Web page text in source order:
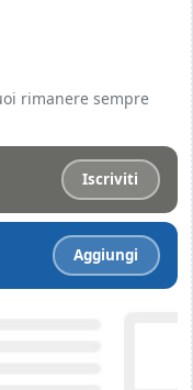
rimanere sempre
Iscriviti
Aggiungi